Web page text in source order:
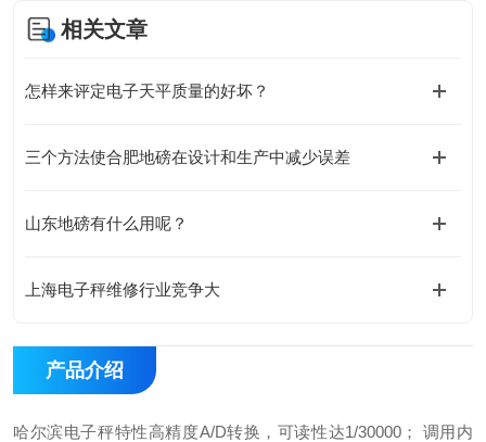
相关文章
怎样来评定电子天平质量的好坏？
三个方法使合肥地磅在设计和生产中减少误差
山东地磅有什么用呢？
上海电子秤维修行业竞争大
产品介绍
哈尔滨电子秤特性高精度A/D转换，可读性达1/30000； 调用内